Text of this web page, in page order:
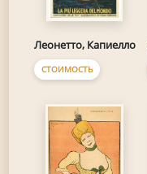
Леонетто, Капиелло
СТОИМОСТЬ